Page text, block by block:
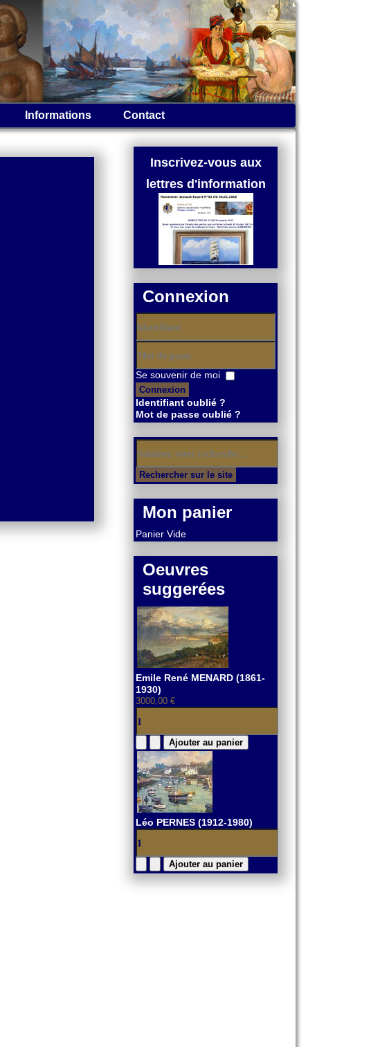
Informations Contact
Inscrivez-vous aux
lettres d'information
Connexion
Mot
de
passe
Se souvenir de moi
Connexion
Identifiant oublié ?
Mot de passe oublié ?
Mon panier
Panier Vide
Oeuvres
suggerées
Emile René MENARD (1861-
1930)
3000,00 €
Léo PERNES (1912-1980)